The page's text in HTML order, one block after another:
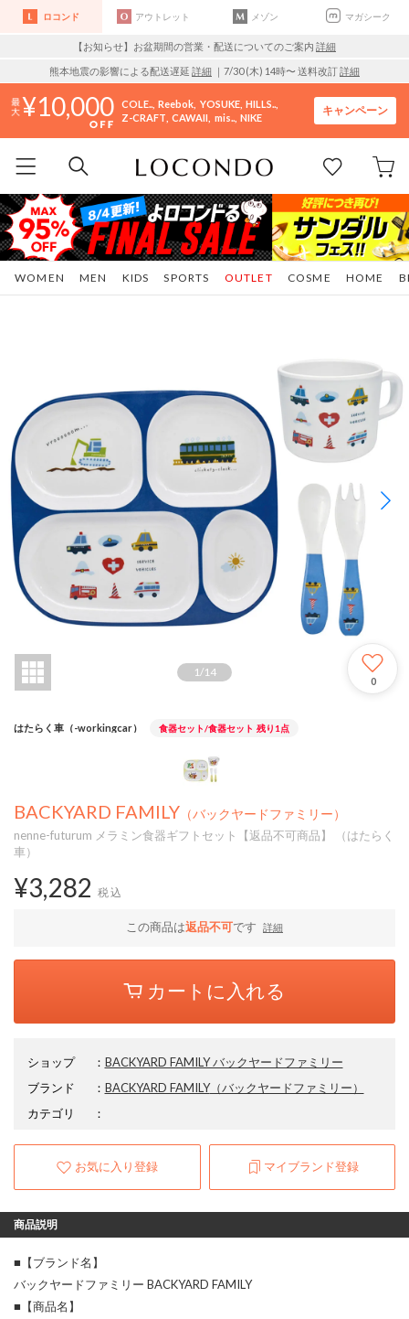
ロコンド アウトレット メゾン マガシーク
【お知らせ】お盆期間の営業・配送についてのご案内 詳細
熊本地震の影響による配送遅延 詳細 ｜7/30 (木) 14時〜 送料改訂詳細
10,000 COLE.. Reebok YOSUKE HILLS..
Z-CRAFT CAWAII mis.. NIKE
キャンペーン
WOMEN MEN KIDS SPORTS COSME HOME
OUTLET
1 /14
0
はたらく車（-workingcar） 食器セット/食器セット 残り1点
BACKYARD FAMILY （バックヤードファミリー）
nenne-futurum メラミン食器ギフトセット【返品不可商品】 （はたらく
車）
¥3,282 税込
この商品は返品不可です 詳細
カートに入れる
ショップ ： BACKYARD FAMILY バックヤードファミリー
ブランド
： BACKYARD FAMILY（バックヤードファミリー）
カテゴリ
：
お気に入り登録 マイブランド登録
商品説明
■【ブランド名】
バックヤードファミリー BACKYARD FAMILY
■【商品名】